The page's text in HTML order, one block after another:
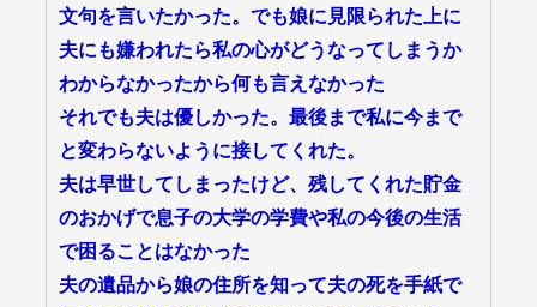
文句を言いたかった。でも娘に見限られた上に
夫にも嫌われたら私の心がどうなってしまうか
わからなかったから何も言えなかった
それでも夫は優しかった。最後まで私に今まで
と変わらないように接してくれた。
夫は早世してしまったけど、残してくれた貯金
のおかげで息子の大学の学費や私の今後の生活
で困ることはなかった
夫の遺品から娘の住所を知って夫の死を手紙で